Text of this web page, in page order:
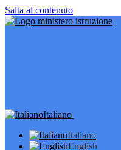
Salta al contenuto
Italiano
Italiano
English